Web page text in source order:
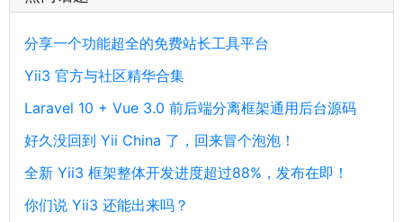
分享一个功能超全的免费站长工具平台
Yii3 官方与社区精华合集
Laravel 10 + Vue 3.0 前后端分离框架通用后台源码
好久没回到 Yii China 了，回来冒个泡泡！
全新 Yii3 框架整体开发进度超过88%，发布在即！
你们说 Yii3 还能出来吗？